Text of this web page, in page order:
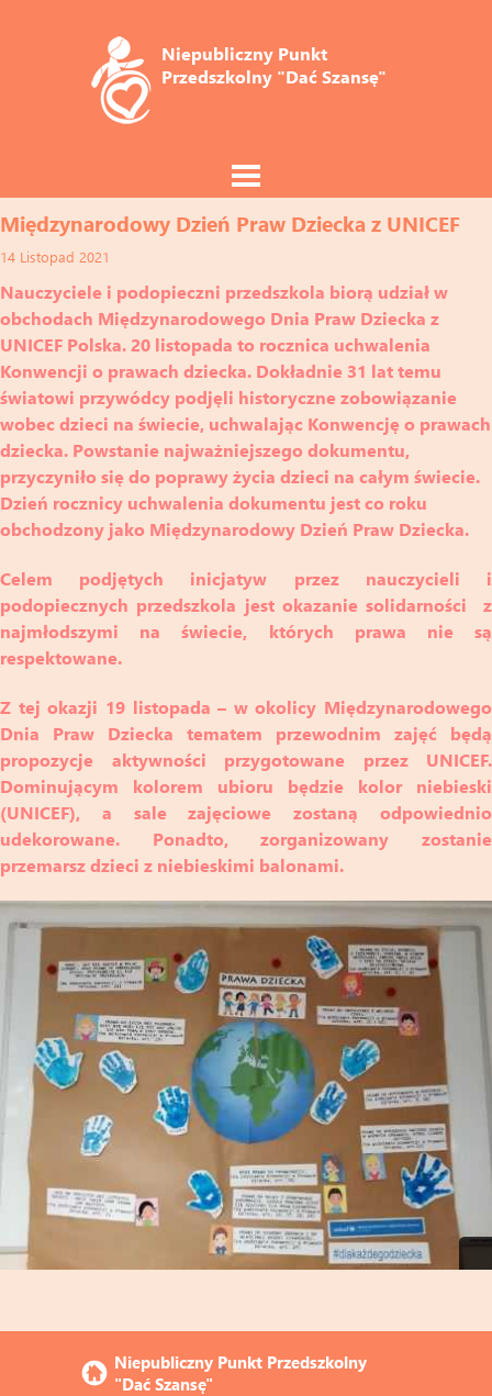
Niepubliczny Punkt
Przedszkolny "Dać Szansę"
Międzynarodowy Dzień Praw Dziecka z UNICEF
14 Listopad 2021
Nauczyciele i podopieczni przedszkola biorą udział w
obchodach Międzynarodowego Dnia Praw Dziecka z
UNICEF Polska. 20 listopada to rocznica uchwalenia
Konwencji o prawach dziecka. Dokładnie 31 lat temu
światowi przywódcy podjęli historyczne zobowiązanie
wobec dzieci na świecie, uchwalając Konwencję o prawach
dziecka. Powstanie najważniejszego dokumentu,
przyczyniło się do poprawy życia dzieci na całym świecie.
Dzień rocznicy uchwalenia dokumentu jest co roku
obchodzony jako Międzynarodowy Dzień Praw Dziecka.
Celem podjętych inicjatyw przez nauczycieli i
podopiecznych przedszkola jest okazanie solidarności z
najmłodszymi na świecie, których prawa nie są
respektowane.
Z tej okazji 19 listopada – w okolicy Międzynarodowego
Dnia Praw Dziecka tematem przewodnim zajęć będą
propozycje aktywności przygotowane przez UNICEF.
Dominującym kolorem ubioru będzie kolor niebieski
(UNICEF), a sale zajęciowe zostaną odpowiednio
udekorowane. Ponadto, zorganizowany zostanie
przemarsz dzieci z niebieskimi balonami.
Niepubliczny Punkt Przedszkolny
"Dać Szansę"